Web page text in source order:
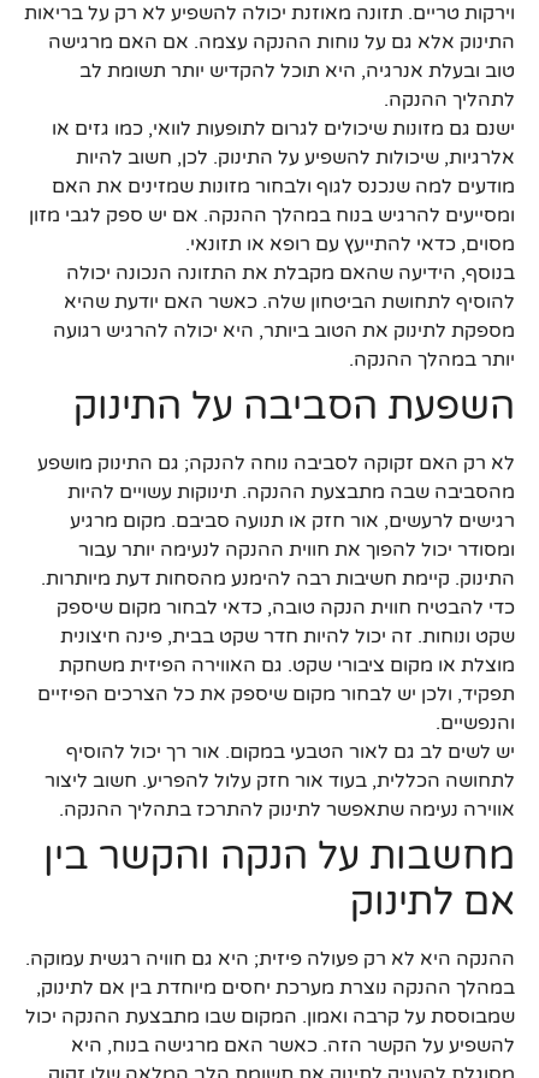
וירקות טריים. תזונה מאוזנת יכולה להשפיע לא רק על בריאות
התינוק אלא גם על נוחות ההנקה עצמה. אם האם מרגישה
טוב ובעלת אנרגיה, היא תוכל להקדיש יותר תשומת לב
לתהליך ההנקה.
ישנם גם מזונות שיכולים לגרום לתופעות לוואי, כמו גזים או
אלרגיות, שיכולות להשפיע על התינוק. לכן, חשוב להיות
מודעים למה שנכנס לגוף ולבחור מזונות שמזינים את האם
ומסייעים להרגיש בנוח במהלך ההנקה. אם יש ספק לגבי מזון
מסוים, כדאי להתייעץ עם רופא או תזונאי.
בנוסף, הידיעה שהאם מקבלת את התזונה הנכונה יכולה
להוסיף לתחושת הביטחון שלה. כאשר האם יודעת שהיא
מספקת לתינוק את הטוב ביותר, היא יכולה להרגיש רגועה
יותר במהלך ההנקה.
השפעת הסביבה על התינוק
לא רק האם זקוקה לסביבה נוחה להנקה; גם התינוק מושפע
מהסביבה שבה מתבצעת ההנקה. תינוקות עשויים להיות
רגישים לרעשים, אור חזק או תנועה סביבם. מקום מרגיע
ומסודר יכול להפוך את חווית ההנקה לנעימה יותר עבור
התינוק. קיימת חשיבות רבה להימנע מהסחות דעת מיותרות.
כדי להבטיח חווית הנקה טובה, כדאי לבחור מקום שיספק
שקט ונוחות. זה יכול להיות חדר שקט בבית, פינה חיצונית
מוצלת או מקום ציבורי שקט. גם האווירה הפיזית משחקת
תפקיד, ולכן יש לבחור מקום שיספק את כל הצרכים הפיזיים
והנפשיים.
יש לשים לב גם לאור הטבעי במקום. אור רך יכול להוסיף
לתחושה הכללית, בעוד אור חזק עלול להפריע. חשוב ליצור
אווירה נעימה שתאפשר לתינוק להתרכז בתהליך ההנקה.
מחשבות על הנקה והקשר בין
אם לתינוק
ההנקה היא לא רק פעולה פיזית; היא גם חוויה רגשית עמוקה.
במהלך ההנקה נוצרת מערכת יחסים מיוחדת בין אם לתינוק,
שמבוססת על קרבה ואמון. המקום שבו מתבצעת ההנקה יכול
להשפיע על הקשר הזה. כאשר האם מרגישה בנוח, היא